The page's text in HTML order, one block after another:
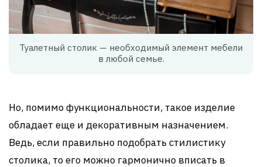
Туалетный столик — необходимый элемент мебели
в любой семье.
Но, помимо функциональности, такое изделие
обладает еще и декоративным назначением.
Ведь, если правильно подобрать стилистику
столика, то его можно гармонично вписать в